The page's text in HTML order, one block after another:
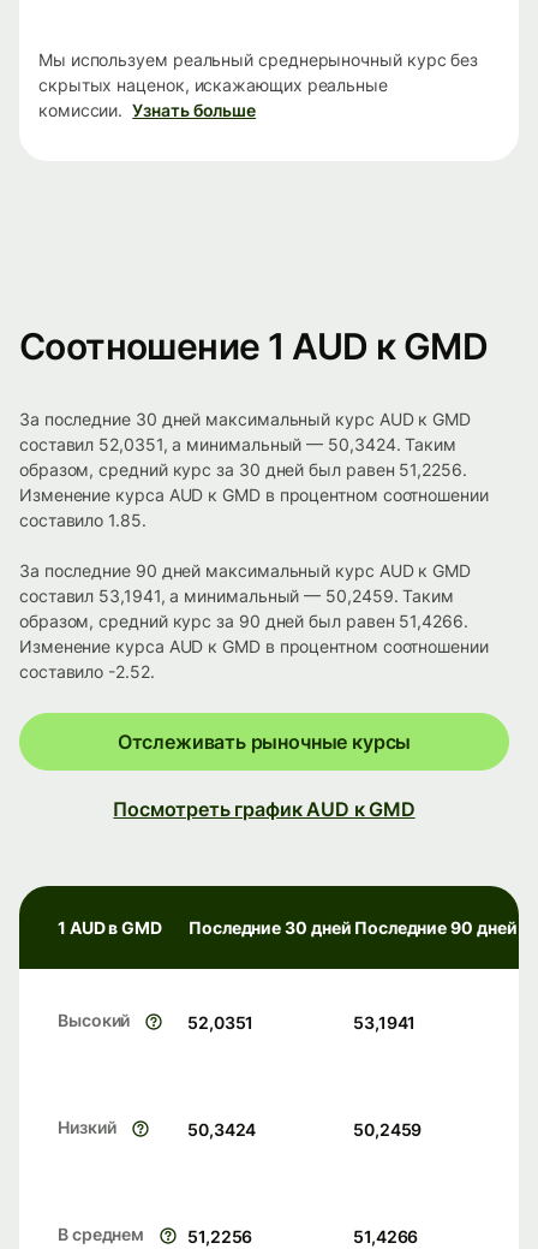
Мы используем реальный среднерыночный курс без
скрытых наценок, искажающих реальные
комиссии. Узнать больше
Соотношение 1 AUD к GMD
За последние 30 дней максимальный курс AUD к GMD
составил 52,0351, а минимальный — 50,3424. Таким
образом, средний курс за 30 дней был равен 51,2256.
Изменение курса AUD к GMD в процентном соотношении
составило 1.85.
За последние 90 дней максимальный курс AUD к GMD
составил 53,1941, а минимальный — 50,2459. Таким
образом, средний курс за 90 дней был равен 51,4266.
Изменение курса AUD к GMD в процентном соотношении
составило -2.52.
Отслеживать рыночные курсы
Посмотреть график AUD к GMD
1 AUD в GMD Последние 30 дней Последние 90 дней
Высокий 52,0351 53,1941
Низкий 50,3424 50,2459
В среднем 51,2256 51,4266